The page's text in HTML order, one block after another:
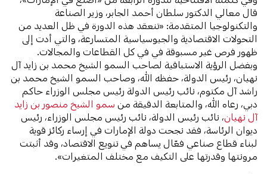
قال معالي الدكتور سلطان أحمد الجابر، وزير الصناعة
والتكنولوجيا المتقدمة: «تنعقد هذه الدورة في ظل العديد من
التحولات الاقتصادية والجيوسياسية المتسارعة، والتي أدت إلى
ظهور فرص غير مسبوقة في في كل القطاعات والمجالات.
وبفضل الرؤية الاستباقية لصاحب السمو الشيخ محمد بن زايد آل
نهيان، رئيس الدولة، حفظه الله، وصاحب السمو الشيخ محمد بن
راشد آل مكتوم، نائب رئيس الدولة رئيس مجلس الوزراء حاكم
دبي، رعاه الله، والمتابعة الدقيقة من سمو الشيخ منصور بن زايد
آل نهيان، نائب رئيس الدولة، نائب رئيس مجلس الوزراء، رئيس
ديوان الرئاسة، فقد نجحت دولة الإمارات في إرساء ركائز قوية
لبناء قطاع صناعي فعّال يساهم في تنويع الاقتصاد، وقد أثبتت
مرونتها وقدرتها على التكيف مع مختلف المتغيرات».